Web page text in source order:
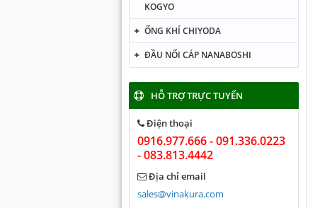
KOGYO
ỐNG KHÍ CHIYODA
ĐẦU NỐI CÁP NANABOSHI
HỖ TRỢ TRỰC TUYẾN
Điện thoại
0916.977.666 - 091.336.0223
- 083.813.4442
Địa chỉ email
sales@vinakura.com